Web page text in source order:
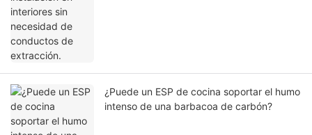
¿Puede un ESP de cocina soportar el humo
intenso de una barbacoa de carbón?